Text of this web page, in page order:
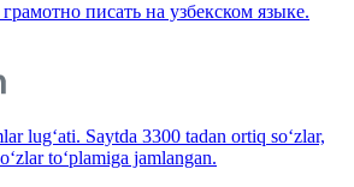
писать на узбекском языке.
lug‘ati. Saytda 3300 tadan ortiq so‘zlar,
to‘plamiga jamlangan.